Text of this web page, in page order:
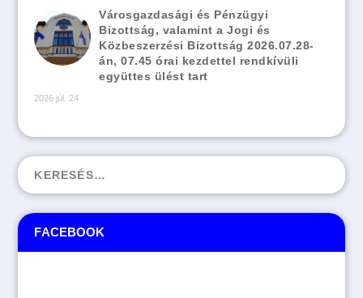
FACEBOOK
Városgazdasági és Pénzügyi
Bizottság, valamint a Jogi és
Közbeszerzési Bizottság 2026.07.28-
án, 07.45 órai kezdettel rendkívüli
együttes ülést tart
2026 júl. 24